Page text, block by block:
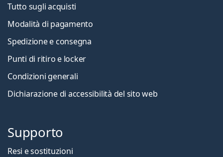
Tutto sugli acquisti
Modalità di pagamento
Spedizione e consegna
Punti di ritiro e locker
Condizioni generali
Dichiarazione di accessibilità del sito web
Supporto
Resi e sostituzioni